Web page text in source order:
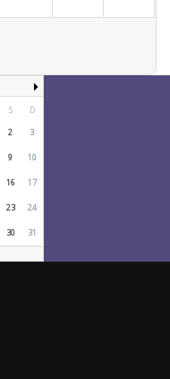
S
D
2 3
9 10
16 17
23 24
30 31